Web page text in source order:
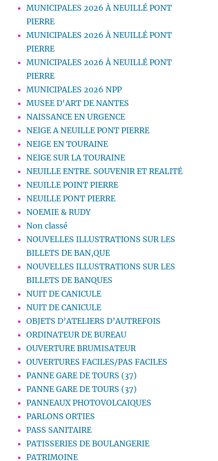
MUNICIPALES 2026 À NEUILLÉ PONT
PIERRE
MUNICIPALES 2026 À NEUILLÉ PONT
PIERRE
MUNICIPALES 2026 À NEUILLÉ PONT
PIERRE
MUNICIPALES 2026 NPP
MUSEE D'ART DE NANTES
NAISSANCE EN URGENCE
NEIGE A NEUILLE PONT PIERRE
NEIGE EN TOURAINE
NEIGE SUR LA TOURAINE
NEUILLE ENTRE. SOUVENIR ET REALITÉ
NEUILLE POINT PIERRE
NEUILLE PONT PIERRE
NOEMIE & RUDY
Non classé
NOUVELLES ILLUSTRATIONS SUR LES
BILLETS DE BAN,QUE
NOUVELLES ILLUSTRATIONS SUR LES
BILLETS DE BANQUES
NUIT DE CANICULE
NUIT DE CANICULE
OBJETS D’ATELIERS D’AUTREFOIS
ORDINATEUR DE BUREAU
OUVERTURE BRUMISATEUR
OUVERTURES FACILES/PAS FACILES
PANNE GARE DE TOURS (37)
PANNE GARE DE TOURS (37)
PANNEAUX PHOTOVOLCAIQUES
PARLONS ORTIES
PASS SANITAIRE
PATISSERIES DE BOULANGERIE
PATRIMOINE